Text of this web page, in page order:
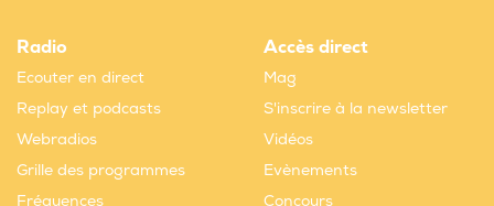
Radio
Ecouter en direct
Replay et podcasts
Webradios
Grille des programmes
Fréquences
Accès direct
Mag
S'inscrire à la newsletter
Vidéos
Evènements
Concours